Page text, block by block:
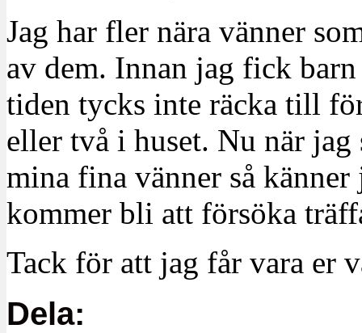
Jag har fler nära vänner
av dem. Innan jag fick
tiden tycks inte räcka till
eller två i huset. Nu när
mina fina vänner så
kommer bli att försöka
Tack för att jag får vara er
Dela: